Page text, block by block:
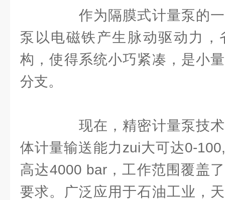
作为隔膜式计量泵的一种
泵以电磁铁产生脉动驱动力
构，使得系统小巧紧凑，是小
分支。
现在，精密计量泵技术已
体计量输送能力zui大可达0-
高达4000 bar，工作范围覆盖
要求。广泛应用于石油工业，